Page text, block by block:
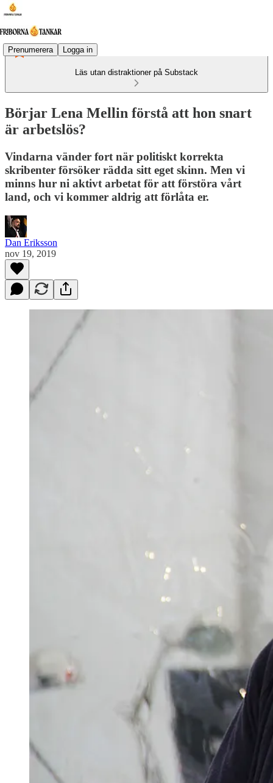
Prenumerera Logga in
Läs utan distraktioner på Substack
Börjar Lena Mellin förstå att hon snart
är arbetslös?
Vindarna vänder fort när politiskt korrekta
skribenter försöker rädda sitt eget skinn. Men vi
minns hur ni aktivt arbetat för att förstöra vårt
land, och vi kommer aldrig att förlåta er.
Dan Eriksson
nov 19, 2019